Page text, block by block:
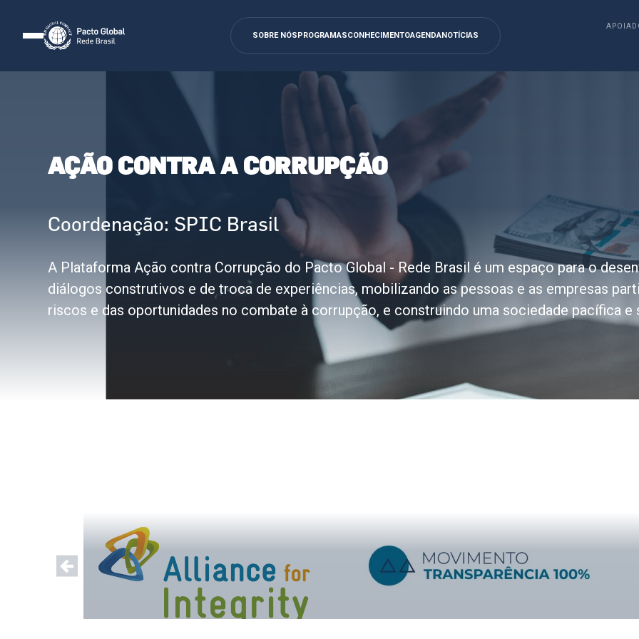
SOBRE NÓSPROGRAMASCONHECIMENTOAGENDANOTÍCIAS
AÇÃO CONTRA A CORRUPÇÃO
Coordenação: SPIC Brasil
A Plataforma Ação contra Corrupção do Pacto Global - Rede Brasil é um espaço para o
diálogos construtivos e de troca de experiências, mobilizando as pessoas e as empresas
riscos e das oportunidades no combate à corrupção, e construindo uma sociedade pacífica e
Previous